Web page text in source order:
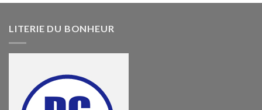
LITERIE DU BONHEUR